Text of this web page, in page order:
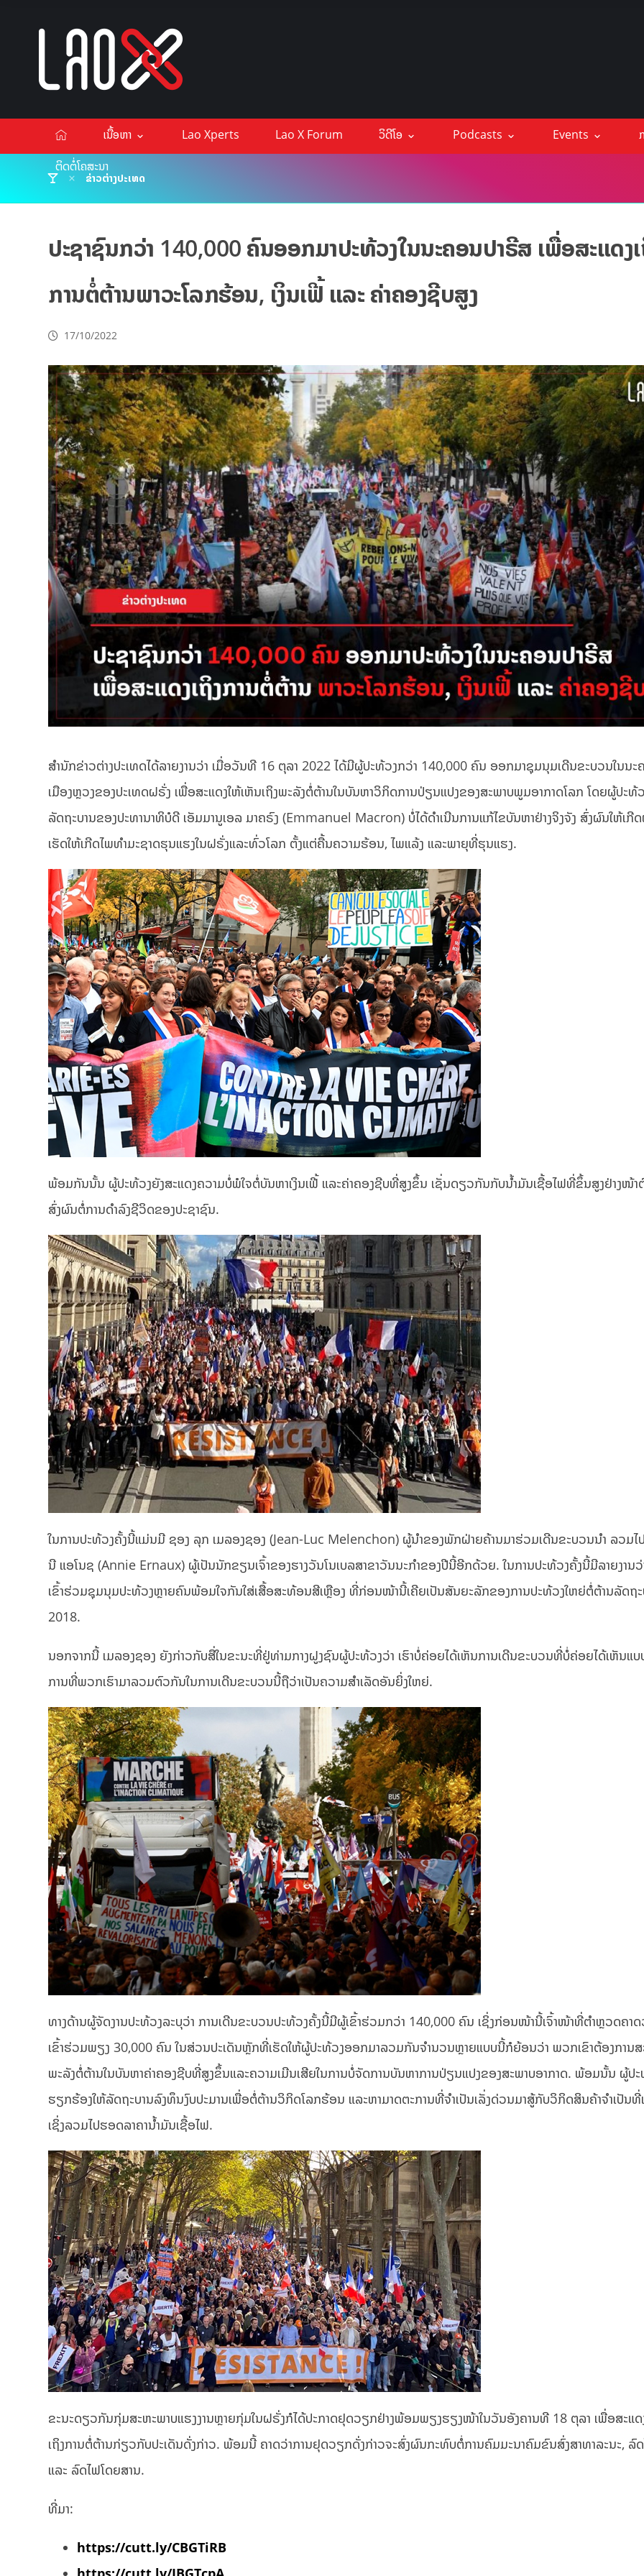
ເນື້ອຫາ Lao Xperts Lao X Forum ວິດີໂອ Podcasts Events
ຕິດຕໍ່ໂຄສະນາ
ຂ່າວຕ່າງປະເທດ
ປະຊາຊົນກວ່າ 140,000 ຄົນອອກມາປະທ້ວງໃນນະຄອນປາຣີສ ເພື່ອສະແດງ
ການຕໍ່ຕ້ານພາວະໂລກຮ້ອນ, ເງິນເຟີ້ ແລະ ຄ່າຄອງຊີບສູງ
17/10/2022
ສຳນັກຂ່າວຕ່າງປະເທດໄດ້ລາຍງານວ່າ ເມື່ອວັນທີ 16 ຕຸລາ 2022 ໄດ້ມີຜູ້ປະທ້ວງກວ່າ 140,000 ຄົນ ອອກມາຊຸມນຸມເດີນຂະບວນໃນນະ
ເມືອງຫຼວງຂອງປະເທດຝຣັ່ງ ເພື່ອສະແດງໃຫ້ເຫັນເຖິງພະລັງຕໍ່ຕ້ານໃນບັນຫາວິກິດການປ່ຽນແປງຂອງສະພາບພູມອາກາດໂລກ ໂດຍຜູ້ປະທ້
ລັດຖະບານຂອງປະທານາທິບໍດີ ເອັມມານູເອລ ມາຄຣົງ (Emmanuel Macron) ບໍ່ໄດ້ດໍາເນີນການແກ້ໄຂບັນຫາຢ່າງຈິງຈັງ ສົ່ງຜົນໃຫ້ເກີ
ເຮັດໃຫ້ເກີດໄພທຳມະຊາດຮຸນແຮງໃນຝຣັ່ງແລະທົ່ວໂລກ ຕັ້ງແຕ່ຄື້ນຄວາມຮ້ອນ, ໄພແລ້ງ ແລະພາຍຸທີ່ຮຸນແຮງ.
ພ້ອມກັນນັ້ນ ຜູ້ປະທ້ວງຍັງສະແດງຄວາມບໍ່ພໍໃຈຕໍ່ບັນຫາເງິນເຟີ້ ແລະຄ່າຄອງຊີບທີ່ສູງຂຶ້ນ ເຊັ່ນດຽວກັນກັບນ້ຳມັນເຊື້ອໄຟທີ່ຂຶ້ນສູງຢ່າງໜ້າຕົ
ສົ່ງຜົນຕໍ່ການດຳລົງຊີວິດຂອງປະຊາຊົນ.
ໃນການປະທ້ວງຄັ້ງນີ້ແມ່ນມີ ຊອງ ລຸກ ເມລອງຊອງ (Jean-Luc Melenchon) ຜູ້ນຳຂອງພັກຝ່າຍຄ້ານມາຮ່ວມເດີນຂະບວນນຳ ລວມໄ
ນີ ແອໂນຊ (Annie Ernaux) ຜູ້ເປັນນັກຂຽນເຈົ້າຂອງຮາງວັນໂນເບລສາຂາວັນນະກໍາຂອງປີນີ້ອີກດ້ວຍ. ໃນການປະທ້ວງຄັ້ງນີ້ມີລາຍງານ
ເຂົ້າຮ່ວມຊຸມນຸມປະທ້ວງຫຼາຍຄົນພ້ອມໃຈກັນໃສ່ເສື້ອສະທ້ອນສີເຫຼືອງ ທີ່ກ່ອນໜ້ານີ້ເຄີຍເປັນສັນຍະລັກຂອງການປະທ້ວງໃຫຍ່ຕໍ່ຕ້ານລັດຖະ
2018.
ນອກຈາກນີ້ ເມລອງຊອງ ຍັງກ່າວກັບສື່ໃນຂະນະທີ່ຢູ່ທ່າມກາງຝູງຊົນຜູ້ປະທ້ວງວ່າ ເຮົາບໍ່ຄ່ອຍໄດ້ເຫັນການເດີນຂະບວນທີ່ບໍ່ຄ່ອຍໄດ້ເຫັນແບ
ການທີ່ພວກເຮົາມາລວມຕົວກັນໃນການເດີນຂະບວນນີ້ຖືວ່າເປັນຄວາມສຳເລັດອັນຍິ່ງໃຫຍ່.
ທາງດ້ານຜູ້ຈັດງານປະທ້ວງລະບຸວ່າ ການເດີນຂະບວນປະທ້ວງຄັ້ງນີ້ມີຜູ້ເຂົ້າຮ່ວມກວ່າ 140,000 ຄົນ ເຊິ່ງກ່ອນໜ້ານີ້ເຈົ້າໜ້າທີ່ຕໍາຫຼວດຄາ
ເຂົ້າຮ່ວມພຽງ 30,000 ຄົນ ໃນສ່ວນປະເດັນຫຼັກທີ່ເຮັດໃຫ້ຜູ້ປະທ້ວງອອກມາລວມກັນຈໍານວນຫຼາຍແບບນີ້ກໍຍ້ອນວ່າ ພວກເຂົາຕ້ອງການສ
ພະລັງຕໍ່ຕ້ານໃນບັນຫາຄ່າຄອງຊີບທີ່ສູງຂຶ້ນແລະຄວາມເມີນເສີຍໃນການບໍ່ຈັດການບັນຫາການປ່ຽນແປງຂອງສະພາບອາກາດ. ພ້ອມນັ້ນ ຜູ້ປະ
ຮຽກຮ້ອງໃຫ້ລັດຖະບານລົງທຶນງົບປະມານເພື່ອຕໍ່ຕ້ານວິກິດໂລກຮ້ອນ ແລະຫາມາດຕະການທີ່ຈໍາເປັນເລັ່ງດ່ວນມາສູ້ກັບວິກິດສິນຄ້າຈໍາເປັນ
ເຊິ່ງລວມໄປຮອດລາຄານ້ຳມັນເຊື້ອໄຟ.
ຂະນະດຽວກັນກຸ່ມສະຫະພາບແຮງງານຫຼາຍກຸ່ມໃນຝຣັ່ງກໍໄດ້ປະກາດຢຸດວຽກຢ່າງພ້ອມພຽງຮຽງໜ້າໃນວັນອັງຄານທີ 18 ຕຸລາ ເພື່ອສະແດ
ເຖິງການຕໍ່ຕ້ານກ່ຽວກັບປະເດັນດັ່ງກ່າວ. ພ້ອມນີ້ ຄາດວ່າການຢຸດວຽກດັ່ງກ່າວຈະສົ່ງຜົນກະທົບຕໍ່ການຄົມມະນາຄົມຂົນສົ່ງສາທາລະນະ, ລົ
ແລະ ລົດໄຟໂດຍສານ.
ທີ່ມາ:
https://cutt.ly/CBGTiRB